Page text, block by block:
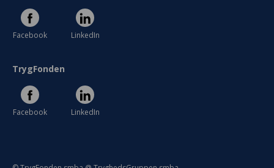
Facebook LinkedIn
TrygFonden
Facebook LinkedIn